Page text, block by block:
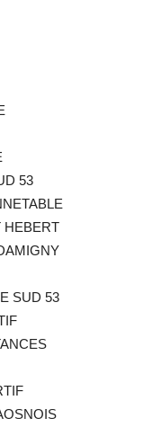
53
HEBERT
SUD 53